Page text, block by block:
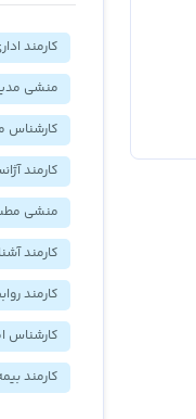
کارمند
منشی
کارشناس
کارمند
منشی
کارمند
کارمند
کارشناس
کارمند